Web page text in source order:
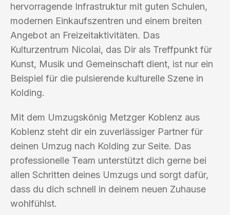
hervorragende Infrastruktur mit guten Schulen,
modernen Einkaufszentren und einem breiten
Angebot an Freizeitaktivitäten. Das
Kulturzentrum Nicolai, das Dir als Treffpunkt für
Kunst, Musik und Gemeinschaft dient, ist nur ein
Beispiel für die pulsierende kulturelle Szene in
Kolding.
Mit dem Umzugskönig Metzger Koblenz aus
Koblenz steht dir ein zuverlässiger Partner für
deinen Umzug nach Kolding zur Seite. Das
professionelle Team unterstützt dich gerne bei
allen Schritten deines Umzugs und sorgt dafür,
dass du dich schnell in deinem neuen Zuhause
wohlfühlst.